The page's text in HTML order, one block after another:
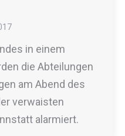
in einem
die Abteilungen
am Abend des
verwaisten
alarmiert.